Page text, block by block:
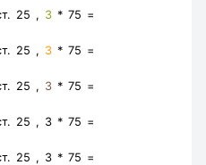
25 , 3* 75 =
25 , 3* 75 =
25 , 3* 75 =
25 , 3* 75 =
25 , 3* 75 =